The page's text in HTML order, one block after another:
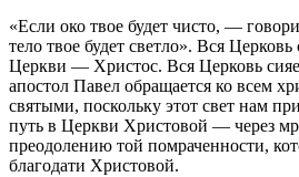
«Если око твое будет чисто, —
тело твое будет светло». Вся
Церкви — Христос. Вся Церковь
апостол Павел обращается ко всем
святыми, поскольку этот свет нам
путь в Церкви Христовой — через
преодолению той помраченности,
благодати Христовой.